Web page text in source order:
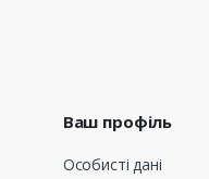
Ваш профіль
Особисті дані